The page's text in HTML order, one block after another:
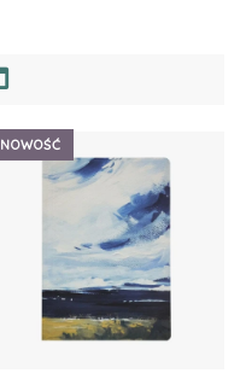
NOWOŚĆ